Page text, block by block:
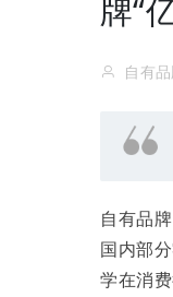
牌“
自有
自有品
国内部
学在消